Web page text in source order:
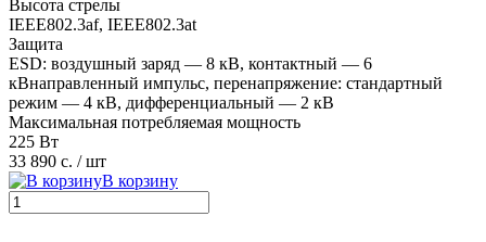
Высота стрелы
IEEE802.3af, IEEE802.3at
Защита
ESD: воздушный заряд — 8 кВ, контактный — 6
кВнаправленный импульс, перенапряжение: стандартный
режим — 4 кВ, дифференциальный — 2 кВ
Максимальная потребляемая мощность
225 Вт
33 890 с. / шт
В корзину